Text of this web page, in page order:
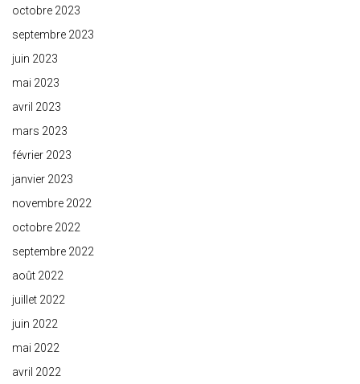
octobre 2023
septembre 2023
juin 2023
mai 2023
avril 2023
mars 2023
février 2023
janvier 2023
novembre 2022
octobre 2022
septembre 2022
août 2022
juillet 2022
juin 2022
mai 2022
avril 2022